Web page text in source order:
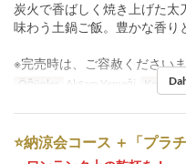
炭火で香ばしく焼き上げた太
味わう土鍋ご飯。豊かな香り
※完売時は、ご容赦ください
Öğünler Akşam Yemeği Koltuk
⭐納涼会コース ＋「プラ